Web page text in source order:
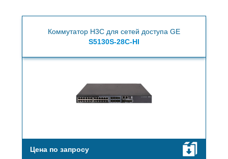
Коммутатор H3C для сетей доступа GE
S5130S-28C-HI
Цена по запросу